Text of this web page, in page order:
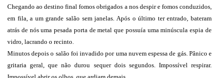
Chegando ao destino final fomos obrigados a nos despir e fomos conduzidos,
em fila, a um grande salão sem janelas. Após o último ter entrado, bateram
atrás de nós uma pesada porta de metal que possuía uma minúscula espia de
vidro, lacrando o recinto.
Minutos depois o salão foi invadido por uma nuvem espessa de gás. Pânico e
gritaria geral, que não durou sequer dois segundos. Impossível respirar.